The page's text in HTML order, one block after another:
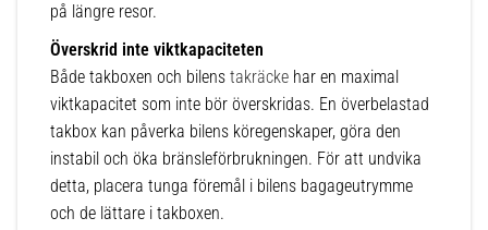
på längre resor.
Överskrid inte viktkapaciteten
Både takboxen och bilens takräcke har en maximal
viktkapacitet som inte bör överskridas. En överbelastad
takbox kan påverka bilens köregenskaper, göra den
instabil och öka bränsleförbrukningen. För att undvika
detta, placera tunga föremål i bilens bagageutrymme
och de lättare i takboxen.